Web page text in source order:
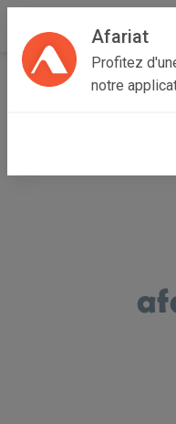
Afariat
Profitez
notre
Accueil Annonceur